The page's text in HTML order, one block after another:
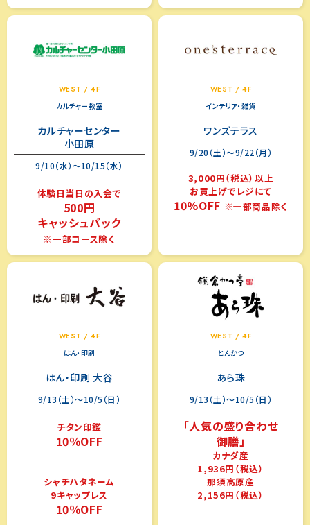
WEST / 4F
カルチャー教室
カルチャーセンター
小田原
9/10（水）～10/15（水）
体験日当日の入会で
500円
キャッシュバック
※一部コース除く
WEST / 4F
インテリア・雑貨
ワンズテラス
9/20（土）～9/22（月）
3,000円（税込）以上
お買上げでレジにて
10%OFF ※一部商品除く
WEST / 4F
はん・印刷
はん・印刷 大谷
9/13（土）～10/5（日）
チタン印鑑
10％OFF
シャチハタネーム
9キャップレス
10％OFF
WEST / 4F
とんかつ
あら珠
9/13（土）～10/5（日）
「人気の盛り合わせ
御膳」
カナダ産
1,936円（税込）
那須高原産
2,156円（税込）